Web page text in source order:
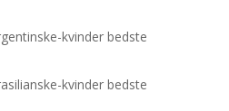
kvinder bedste
kvinder bedste